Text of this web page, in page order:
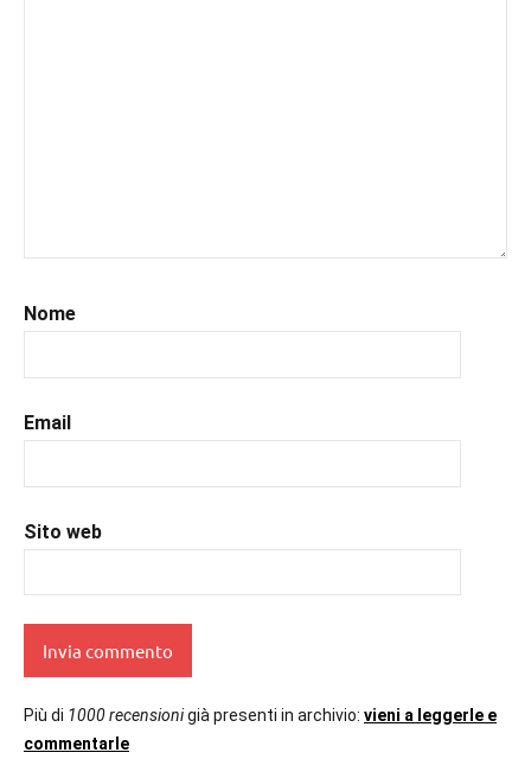
#recensionilibri
#uncuoretrailibri
Nome
Email
Sito web
Più di 1000 recensionigià presenti in archivio: vieni a leggerle e
commentarle